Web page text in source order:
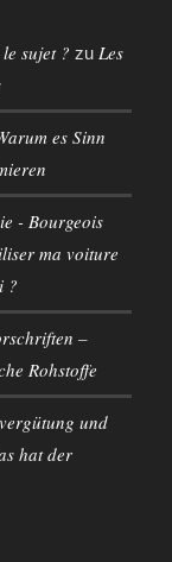
sujet ? zu Les
es Sinn
- Bourgeois
ma voiture
?
–
Rohstoffe
und
hat der